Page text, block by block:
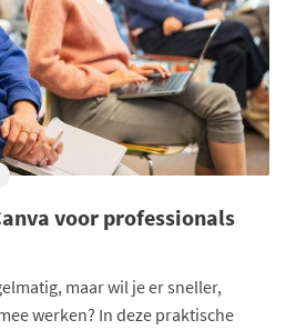
voor professionals
maar wil je er sneller,
werken? In deze praktische